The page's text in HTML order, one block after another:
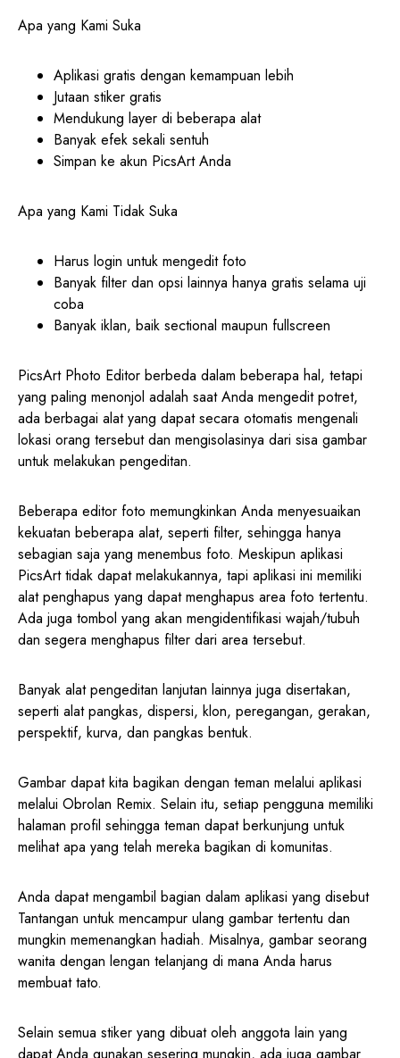
Apa yang Kami Suka
Aplikasi gratis dengan kemampuan lebih
Jutaan stiker gratis
Mendukung layer di beberapa alat
Banyak efek sekali sentuh
Simpan ke akun PicsArt Anda
Apa yang Kami Tidak Suka
Harus login untuk mengedit foto
Banyak filter dan opsi lainnya hanya gratis selama uji
coba
Banyak iklan, baik sectional maupun fullscreen
PicsArt Photo Editor berbeda dalam beberapa hal, tetapi
yang paling menonjol adalah saat Anda mengedit potret,
ada berbagai alat yang dapat secara otomatis mengenali
lokasi orang tersebut dan mengisolasinya dari sisa gambar
untuk melakukan pengeditan.
Beberapa editor foto memungkinkan Anda menyesuaikan
kekuatan beberapa alat, seperti filter, sehingga hanya
sebagian saja yang menembus foto. Meskipun aplikasi
PicsArt tidak dapat melakukannya, tapi aplikasi ini memiliki
alat penghapus yang dapat menghapus area foto tertentu.
Ada juga tombol yang akan mengidentifikasi wajah/tubuh
dan segera menghapus filter dari area tersebut.
Banyak alat pengeditan lanjutan lainnya juga disertakan,
seperti alat pangkas, dispersi, klon, peregangan, gerakan,
perspektif, kurva, dan pangkas bentuk.
Gambar dapat kita bagikan dengan teman melalui aplikasi
melalui Obrolan Remix. Selain itu, setiap pengguna memiliki
halaman profil sehingga teman dapat berkunjung untuk
melihat apa yang telah mereka bagikan di komunitas.
Anda dapat mengambil bagian dalam aplikasi yang disebut
Tantangan untuk mencampur ulang gambar tertentu dan
mungkin memenangkan hadiah. Misalnya, gambar seorang
wanita dengan lengan telanjang di mana Anda harus
membuat tato.
Selain semua stiker yang dibuat oleh anggota lain yang